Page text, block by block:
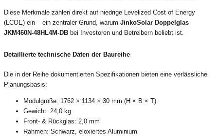
Diese Merkmale zahlen direkt auf niedrige Levelized Cost of Energy
(LCOE) ein – ein zentraler Grund, warum JinkoSolar Doppelglas
JKM460N-48HL4M-DB bei Investoren und Betreibern beliebt ist.
Detaillierte technische Daten der Baureihe
Die in der Reihe dokumentierten Spezifikationen bieten eine verlässliche
Planungsbasis:
Modulgröße: 1762 × 1134 × 30 mm (H × B × T)
Gewicht: 24,0 kg
Front- & Rückglas: 2,0 mm
Rahmen: Schwarz, eloxiertes Aluminium